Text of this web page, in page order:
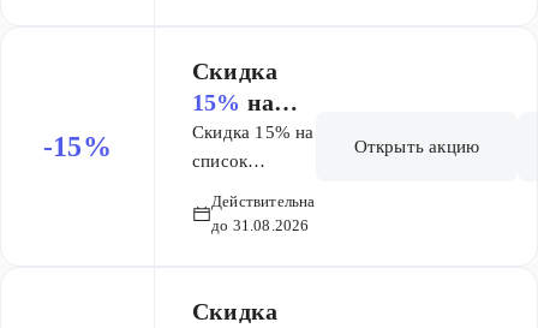
-15%
Скидка
15% на
список
товаров
Ливс
Скидка 15% на
список
Действительна
до 31.08.2026
Открыть акцию
Скидка